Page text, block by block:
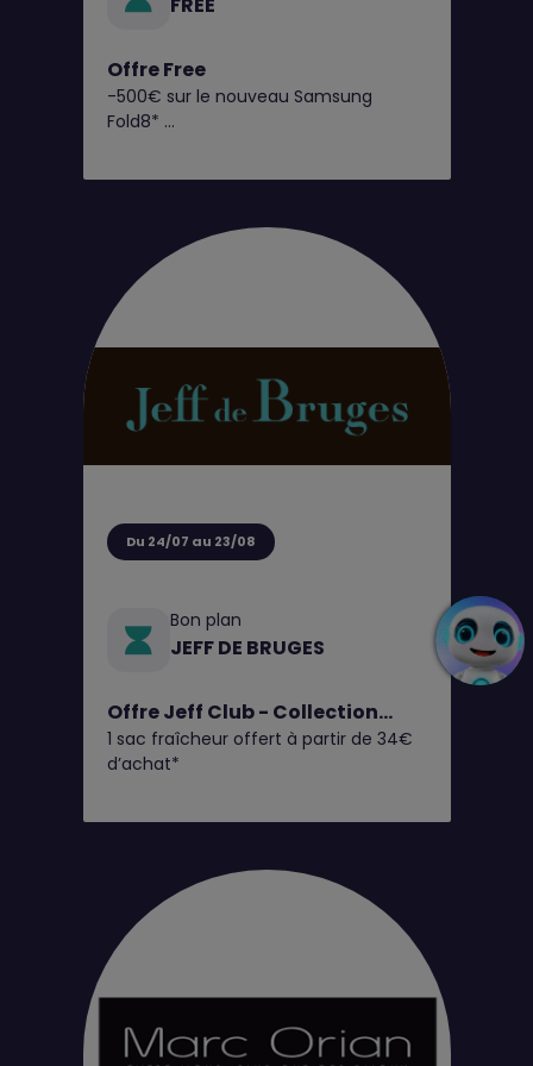
Offre Free
-500€ sur le nouveau Samsung
Fold8*
Du 24/07 au 23/08
Bon plan
JEFF DE BRUGES
Offre Jeff Club - Collection
Fruits d'Été
1 sac fraîcheur offert à partir de 34€
d’achat*